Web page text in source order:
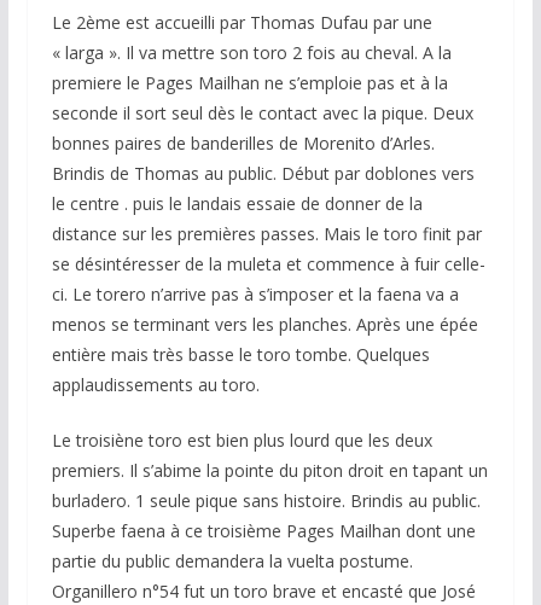
Le 2ème est accueilli par Thomas Dufau par une
« larga ». Il va mettre son toro 2 fois au cheval. A la
premiere le Pages Mailhan ne s’emploie pas et à la
seconde il sort seul dès le contact avec la pique. Deux
bonnes paires de banderilles de Morenito d’Arles.
Brindis de Thomas au public. Début par doblones vers
le centre . puis le landais essaie de donner de la
distance sur les premières passes. Mais le toro finit par
se désintéresser de la muleta et commence à fuir celle-
ci. Le torero n’arrive pas à s’imposer et la faena va a
menos se terminant vers les planches. Après une épée
entière mais très basse le toro tombe. Quelques
applaudissements au toro.
Le troisiène toro est bien plus lourd que les deux
premiers. Il s’abime la pointe du piton droit en tapant un
burladero. 1 seule pique sans histoire. Brindis au public.
Superbe faena à ce troisième Pages Mailhan dont une
partie du public demandera la vuelta postume.
Organillero n°54 fut un toro brave et encasté que José